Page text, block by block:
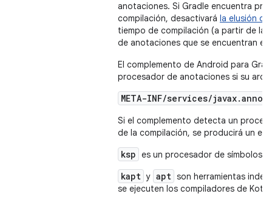
anotaciones. Si Gradle encuentra
compilación, desactivará la elusión
tiempo de compilación (a partir de la
de anotaciones que se encuentran
El complemento de Android para
procesador de anotaciones si su
META-INF/services/
Si el complemento detecta un
de la compilación, se producirá un
ksp es un procesador de símbolos
kapt y apt son herramientas
se ejecuten los compiladores de